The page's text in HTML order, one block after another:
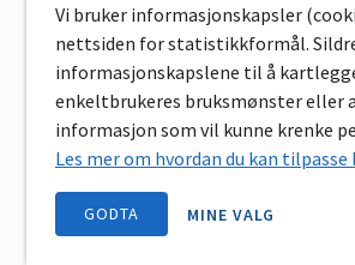
Vi bruker informasjonskapsler
nettsiden for statistikkformål.
informasjonskapslene til å
enkeltbrukeres bruksmønster eller
informasjon som vil kunne krenke
Les mer om hvordan du kan tilpasse
GODTA MINE VALG